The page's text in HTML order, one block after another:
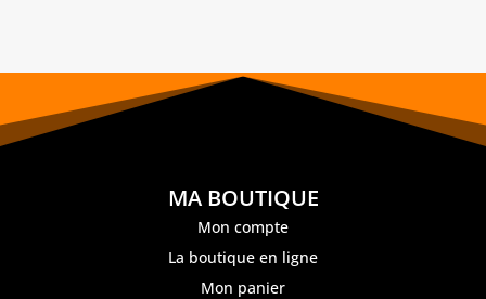
MA BOUTIQUE
Mon compte
La boutique en ligne
Mon panier